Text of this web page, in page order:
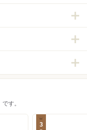
す。
3